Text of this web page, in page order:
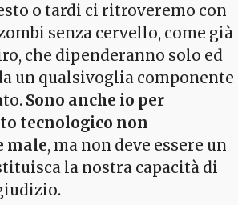
o tardi ci ritroveremo con
senza cervello, come già
che dipenderanno solo ed
un qualsivoglia componente
Sono anche io per
tecnologico non
male, ma non deve essere un
la nostra capacità di